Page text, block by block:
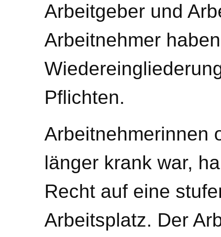
Arbeitgeber und
Arbeitnehmer
Pflichten.
Arbeitnehmerinnen
länger krank war,
Recht auf eine
Arbeitsplatz. Der